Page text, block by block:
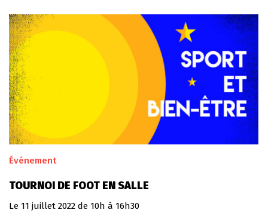
Événement
TOURNOI DE FOOT EN SALLE
Le 11 juillet 2022 de 10h à 16h30